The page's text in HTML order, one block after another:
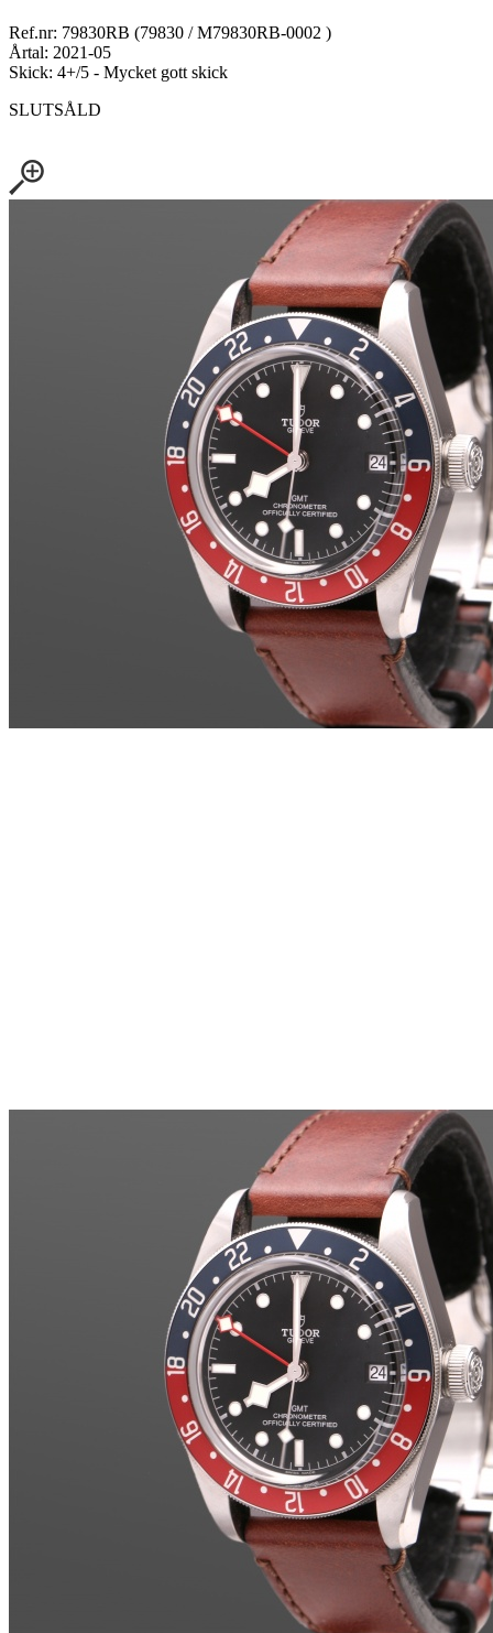
Ref.nr: 79830RB (79830 / M79830RB-0002 )
Årtal: 2021-05
Skick: 4+/5 - Mycket gott skick
SLUTSÅLD